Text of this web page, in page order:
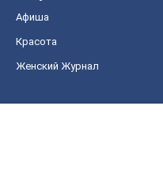
Афиша
Красота
Женский Журнал